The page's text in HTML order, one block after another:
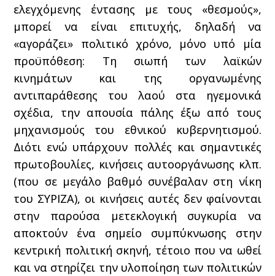
ελεγχόμενης έντασης με τους «θεσμούς»,
μπορεί να είναι επιτυχής, δηλαδή να
«αγοράζει» πολιτικό χρόνο, μόνο υπό μία
προϋπόθεση: Τη σιωπή των λαϊκών
κινημάτων και της οργανωμένης
αντιπαράθεσης του λαού στα ηγεμονικά
σχέδια, την απουσία πάλης έξω από τους
μηχανισμούς του εθνικού κυβερνητισμού.
Διότι ενώ υπάρχουν πολλές και σημαντικές
πρωτοβουλίες, κινήσεις αυτοοργάνωσης κλπ.
(που σε μεγάλο βαθμό συνέβαλαν στη νίκη
του ΣΥΡΙΖΑ), οι κινήσεις αυτές δεν φαίνονται
στην παρούσα μετεκλογική συγκυρία να
αποκτούν ένα σημείο συμπύκνωσης στην
κεντρική πολιτική σκηνή, τέτοιο που να ωθεί
και να στηρίζει την υλοποίηση των πολιτικών